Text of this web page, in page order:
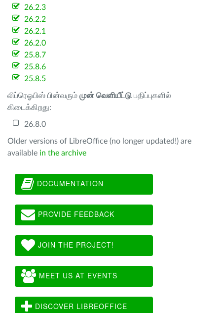
26.2.3
26.2.2
26.2.1
26.2.0
25.8.7
25.8.6
25.8.5
லிப்ரெஓபிஸ் பின்வரும் முன் வெளியீட்டு பதிப்புகளில்
கிடைக்கிறது:
26.8.0
Older versions of LibreOffice (no longer updated!) are
available in the archive
DOCUMENTATION
PROVIDE FEEDBACK
JOIN THE PROJECT!
MEET US AT EVENTS
DISCOVER LIBREOFFICE